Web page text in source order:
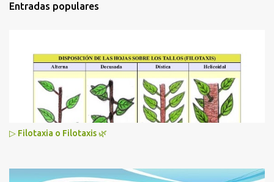
Entradas populares
▷ Filotaxia o Filotaxis 🌿